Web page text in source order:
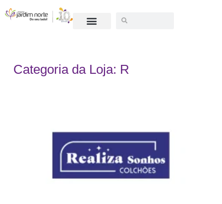
Categoria da Loja: R